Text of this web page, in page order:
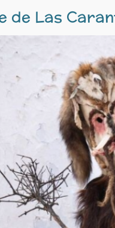
de Las